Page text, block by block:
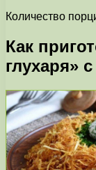
Количество
Как
глухаря»